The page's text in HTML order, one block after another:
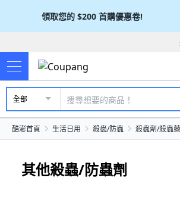
領取您的 $200 首購優惠卷!
全部
酷澎首頁 生活日用 殺蟲/防蟲 殺蟲劑/殺蟲藥
其他殺蟲/防蟲劑